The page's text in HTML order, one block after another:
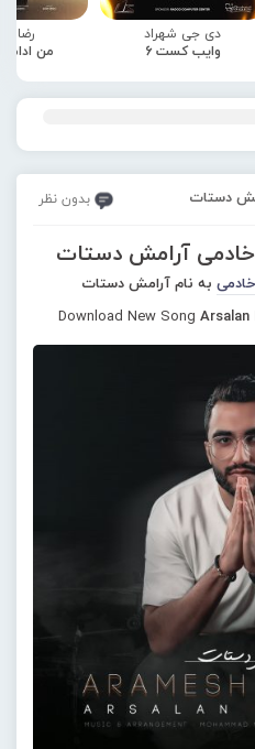
دی جی شهراد
وایب کست 6
رضا
من
دستات بدون نظر
خادمی آرامش دستات
به نام آرامش دستات
Download New Song Arsalan